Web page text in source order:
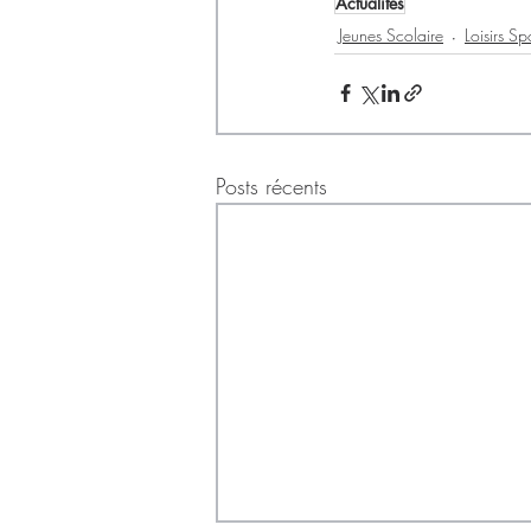
Jeunes Scolaire
Loisirs
Posts récents